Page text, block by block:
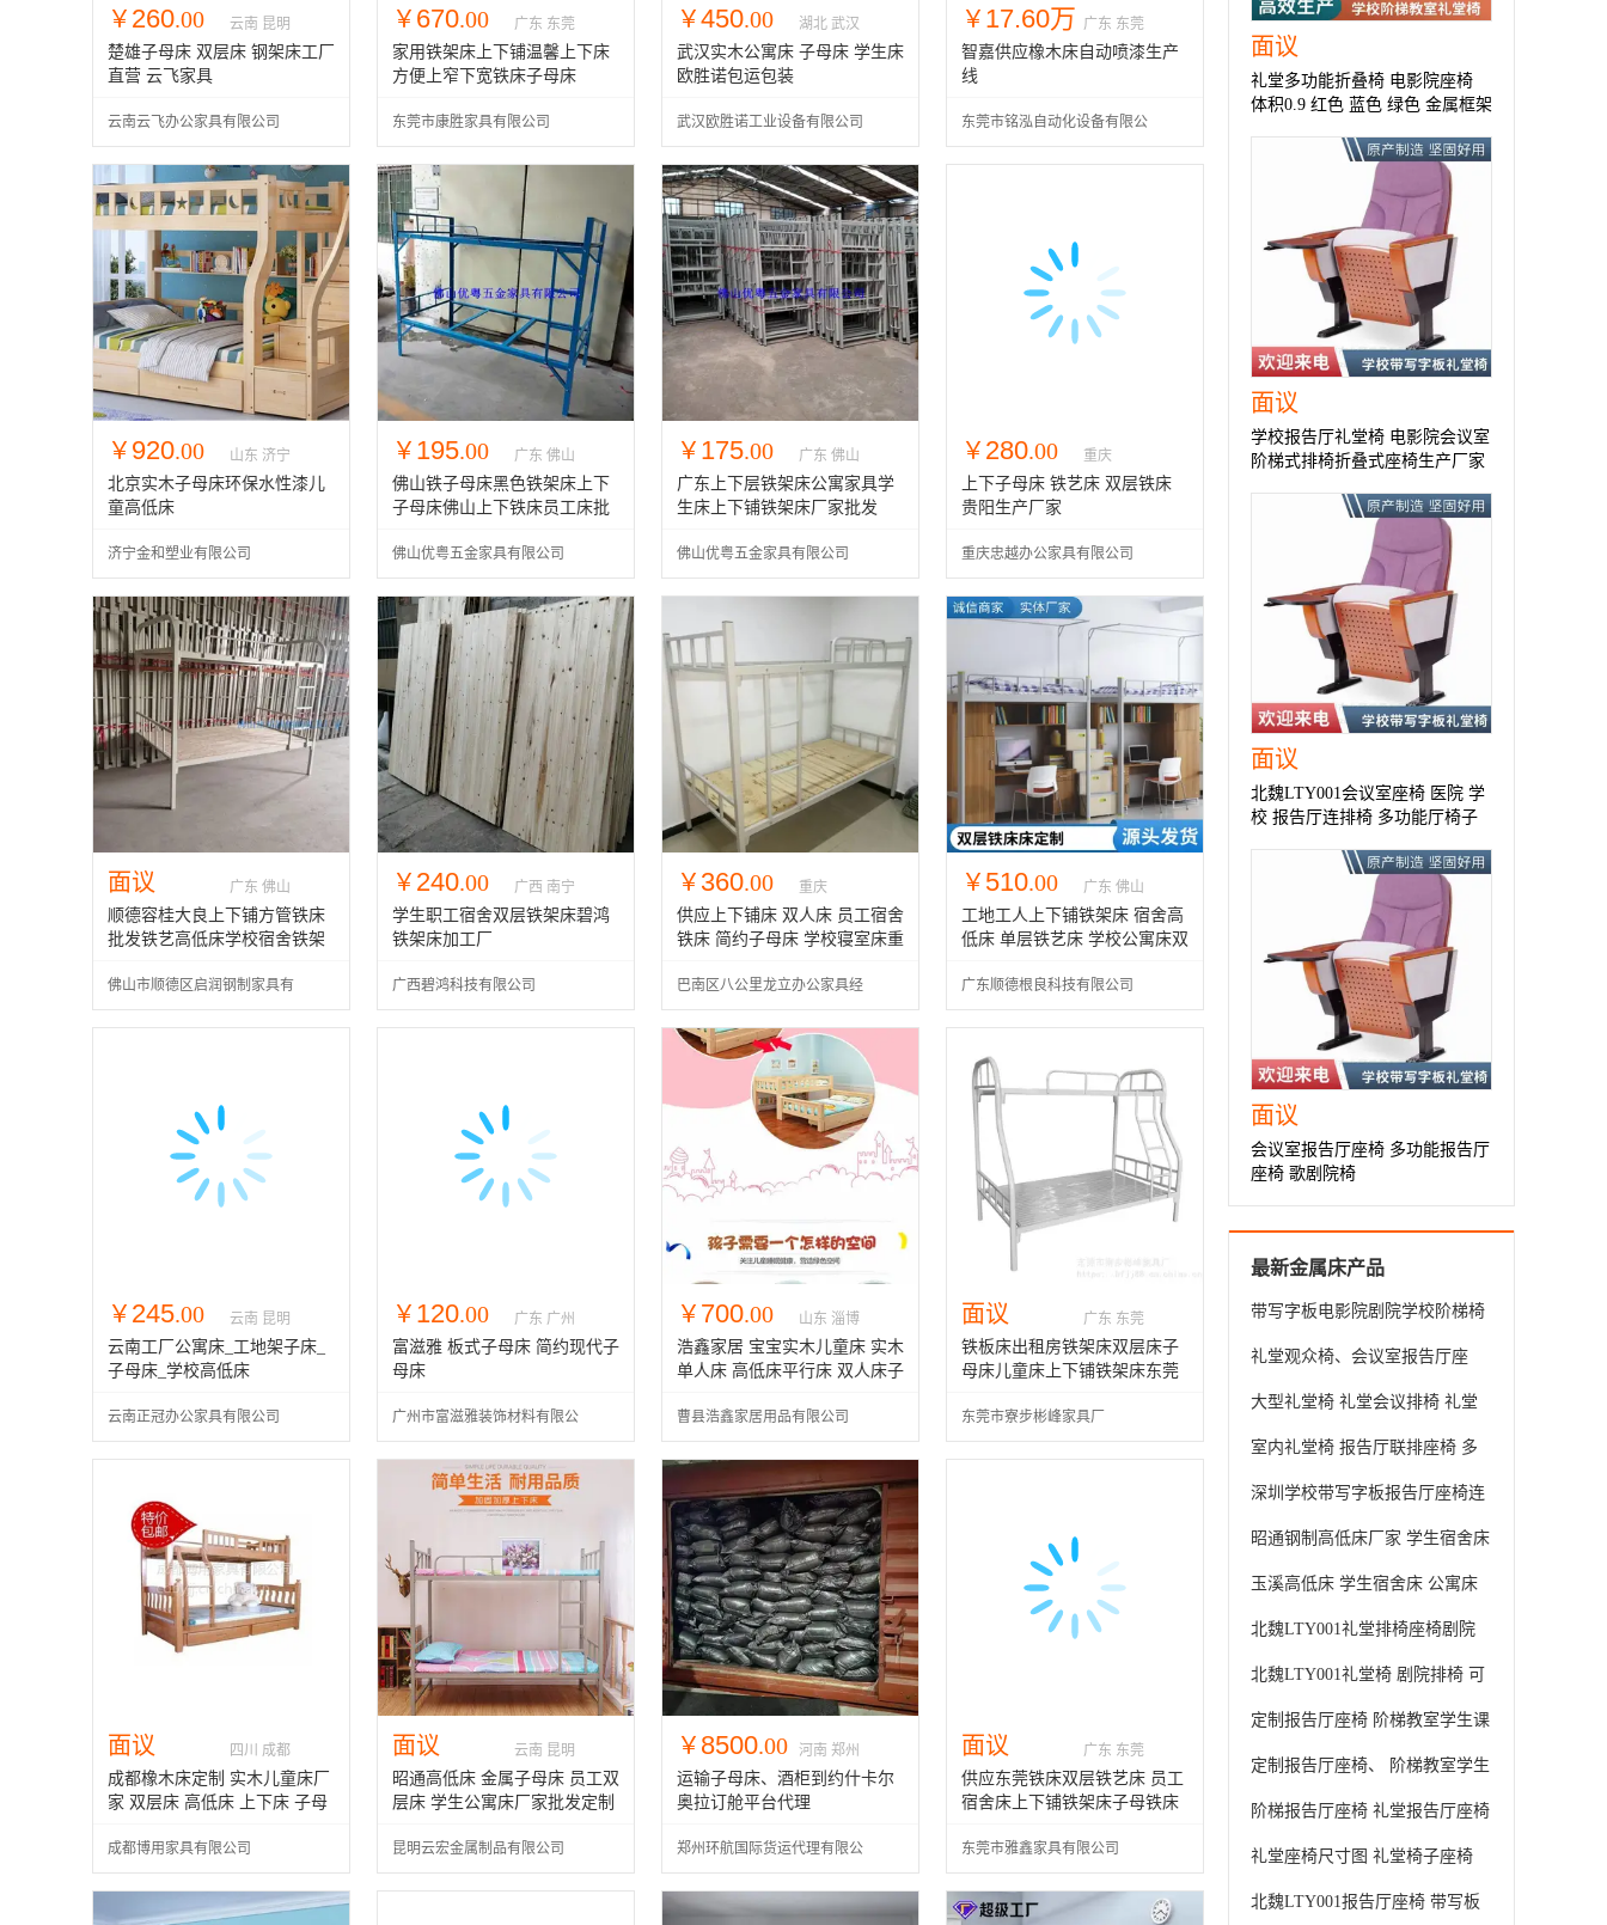
￥ 260.00 云南 昆明
楚雄子母床 双层床 钢架床工厂
直营 云飞家具
云南云飞办公家具有限公司
￥ 670.00 广东 东莞
家用铁架床上下铺温馨上下床
方便上窄下宽铁床子母床
东莞市康胜家具有限公司
￥450.00 湖北 武汉
武汉实木公寓床 子母床 学生床
欧胜诺包运包装
武汉欧胜诺工业设备有限公司
￥ 17.60万 广东 东莞
智嘉供应橡木床自动喷漆生产
线
东莞市铭泓自动化设备有限公
司
￥ 920.00 山东 济宁
北京实木子母床环保水性漆儿
童高低床
济宁金和塑业有限公司
￥ 195.00 广东 佛山
佛山铁子母床黑色铁架床上下
子母床佛山上下铁床员工床批
佛山优粤五金家具有限公司
￥ 175.00 广东 佛山
广东上下层铁架床公寓家具学
生床上下铺铁架床厂家批发
佛山优粤五金家具有限公司
￥ 280.00 重庆
上下子母床 铁艺床 双层铁床
贵阳生产厂家
重庆忠越办公家具有限公司
面议 广东 佛山
顺德容桂大良上下铺方管铁床
批发铁艺高低床学校宿舍铁架
佛山市顺德区启润钢制家具有
限公司
￥ 240.00 广西 南宁
学生职工宿舍双层铁架床碧鸿
铁架床加工厂
广西碧鸿科技有限公司
￥ 360.00 重庆
供应上下铺床 双人床 员工宿舍
铁床 简约子母床 学校寝室床重
巴南区八公里龙立办公家具经
营部
￥ 510.00 广东 佛山
工地工人上下铺铁架床 宿舍高
低床 单层铁艺床 学校公寓床双
广东顺德根良科技有限公司
￥ 245.00 云南 昆明
云南工厂公寓床_工地架子床_
子母床_学校高低床
云南正冠办公家具有限公司
￥ 120.00 广东 广州
富滋雅 板式子母床 简约现代子
母床
广州市富滋雅装饰材料有限公
￥ 700.00 山东 淄博
浩鑫家居 宝宝实木儿童床 实木
单人床 高低床平行床 双人床子
曹县浩鑫家居用品有限公司
面议 广东 东莞
铁板床出租房铁架床双层床子
母床儿童床上下铺铁架床东莞
东莞市寮步彬峰家具厂
面议 四川 成都
成都橡木床定制 实木儿童床厂
家 双层床 高低床 上下床 子母
成都博用家具有限公司
面议 云南 昆明
昭通高低床 金属子母床 员工双
层床 学生公寓床厂家批发定制
昆明云宏金属制品有限公司
￥ 8500.00 河南 郑州
运输子母床、酒柜到约什卡尔
奥拉订舱平台代理
郑州环航国际货运代理有限公
司
面议 广东 东莞
供应东莞铁床双层铁艺床 员工
宿舍床上下铺铁架床子母铁床
东莞市雅鑫家具有限公司
面议
礼堂多功能折叠椅 电影院座椅
体积0.9 红色 蓝色 绿色 金属框架
面议
学校报告厅礼堂椅 电影院会议室
阶梯式排椅折叠式座椅生产厂家
面议
北魏LTY001会议室座椅 医院 学
校 报告厅连排椅 多功能厅椅子
面议
会议室报告厅座椅 多功能报告厅
座椅 歌剧院椅
最新金属床产品
带写字板电影院剧院学校阶梯椅
报告厅会议椅子礼堂椅排椅生产
礼堂观众椅、会议室报告厅座
椅、报告厅座椅、定做礼堂椅
大型礼堂椅 礼堂会议排椅 礼堂
伸缩椅 报告厅座椅
室内礼堂椅 报告厅联排座椅 多
功能报告厅座椅
深圳学校带写字板报告厅座椅连
排椅
昭通钢制高低床厂家 学生宿舍床
定制 双层床批发
玉溪高低床 学生宿舍床 公寓床
双层床厂家批发订做
北魏LTY001礼堂排椅座椅剧院
报告厅会议室折叠阶梯写字板
北魏LTY001礼堂椅 剧院排椅 可
折叠软座 多场景适用 可定制
定制报告厅座椅 阶梯教室学生课
桌椅 学校布艺皮艺椅子带桌板礼
定制报告厅座椅、 阶梯教室学生
椅、学校布艺椅子、带桌板礼堂
阶梯报告厅座椅 礼堂报告厅座椅
教室报告厅座椅 写字板报告厅座
礼堂座椅尺寸图 礼堂椅子座椅
带写字板礼堂排椅生产厂家
北魏LTY001报告厅座椅 带写板